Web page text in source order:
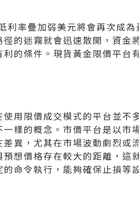
利率疊加弱美元將會再次成
的迷霧就會迅速散開，資金
的條件。現貨黃金限價平台
用限價成交模式的平台並不
樣的概念。市價平台是以市
異，尤其在市場波動劇烈或
想價格存在較大的距離，這
命令執行，能夠確保止損等